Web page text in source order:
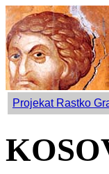
Projekat Rastko